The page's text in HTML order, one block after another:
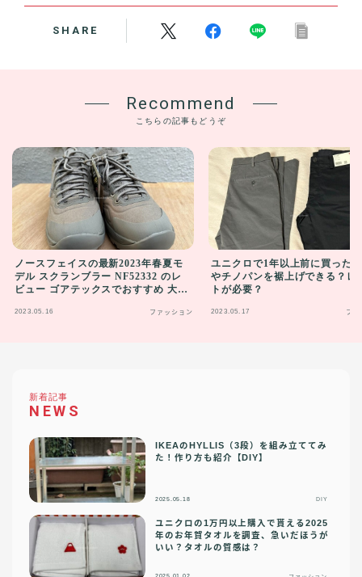
SHARE
Recommend
こちらの記事もどうぞ
ノースフェイスの最新2023年春夏モ
デル スクランブラー NF52332 のレ
ビュー ゴアテックスでおすすめ 大き
2023.05.16 ファッション
ユニクロで1年以上前に買った
やチノパンを裾上げできる？レ
トが必要？
2023.05.17 ファ
新着記事
NEWS
IKEAのHYLLIS（3段）を組み立ててみ
た！作り方も紹介【DIY】
2025.05.18 DIY
ユニクロの1万円以上購入で貰える2025
年のお年賀タオルを調査、急いだほうが
いい？タオルの質感は？